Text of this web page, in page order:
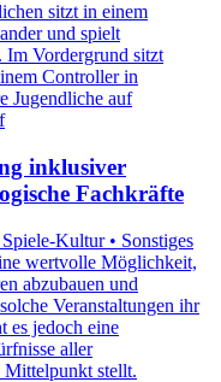
inklusiver
Fachkräfte
Kultur • Sonstiges
wertvolle Möglichkeit,
abzubauen und
Veranstaltungen ihr
es jedoch eine
aller
Mittelpunkt stellt.